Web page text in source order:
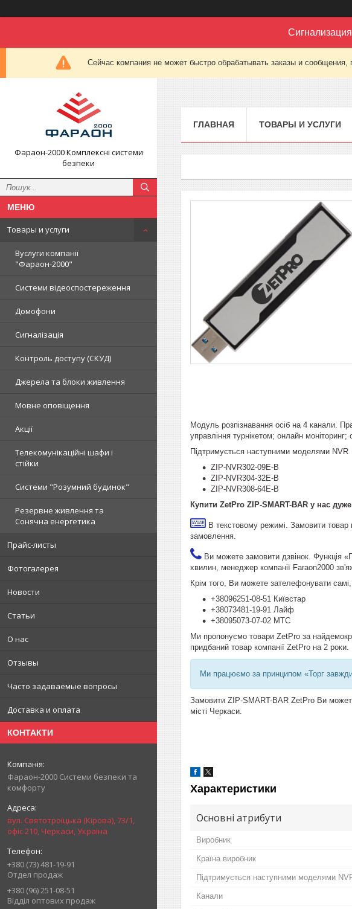
Сейчас компания не может быстро обрабатывать заказы и
Фараон-2000 Комплексні системи
безпеки
Товары и услуги
Вуслуги компанії
"Фараон-2000"
Системи відеоспостереження
Домофони
Сигналізація
Контроль доступу (СКУД)
Джерела та блоки живлення
Мовне оповіщення
Акції
Телекомунікаційні шафи і
стійки
Системи "Розумний будинок"
Резервне живлення та
Сонячна енергетика
Прайс-листы
Фотогалерея
Новости
Статьи
О нас
Отзывы
Часто задаваемые вопросы
Доставка и оплата
КОНТАКТИ
Фараон-2000 Системи безпеки та
комфорту
вул. Святотроїцька (Кірова), 73/1,
офіс 210, Черкаси, Україна
+380 (73) 481-19-91
Отдел продаж
+380 (96) 251-08-51
Відділ оптових продаж
ГЛАВНАЯ ТОВАРЫ И УСЛУГИ
Модуль розпізнавання осіб на 4 канали.
управління турнікетом; онлайн моніторинг;
Підтримується наступними моделями NVR
ZIP-NVR302-09Е-B
ZIP-NVR304-32E-B
ZIP-NVR308-64E-В
Купити ZetPro ZIP-SMART-BAR у нас
В текстовому режимі. Замовити
замовлення.
Ви можете замовити дзвінок. Функція
хвилин, менеджер компанії Faraon2000
Крім того, Ви можете зателефонувати
+38096251-08-51 Київстар
+38073481-19-91 Лайф
+38095073-07-02 МТС
Ми пропонуємо товари ZetPro за
придбаний товар компанії ZetPro на 2 роки.
Ми працюємо за принципом «Торг
Замовити ZIP-SMART-BAR ZetPro Ви
місті Черкаси.
Характеристики
Основні атрибути
Виробник
Країна виробник
Підтримується наступними моделями
Канали